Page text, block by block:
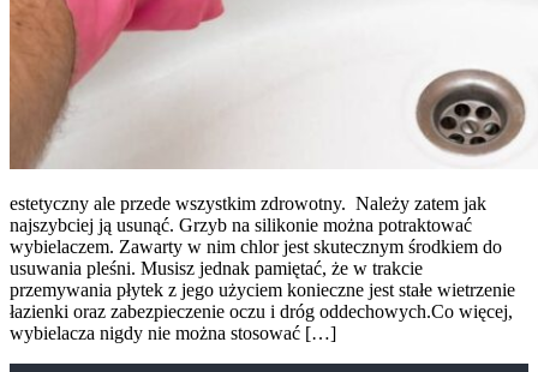
estetyczny ale przede wszystkim zdrowotny. Należy zatem jak
najszybciej ją usunąć. Grzyb na silikonie można potraktować
wybielaczem. Zawarty w nim chlor jest skutecznym środkiem do
usuwania pleśni. Musisz jednak pamiętać, że w trakcie
przemywania płytek z jego użyciem konieczne jest stałe wietrzenie
łazienki oraz zabezpieczenie oczu i dróg oddechowych.Co więcej,
wybielacza nigdy nie można stosować […]